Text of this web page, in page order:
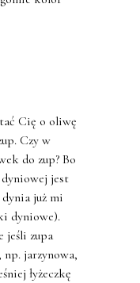
Cię o oliwę
Czy w
do zup? Bo
jest
już mi
dyniowe).
jeśli zupa
jarzynowa,
łyżeczkę